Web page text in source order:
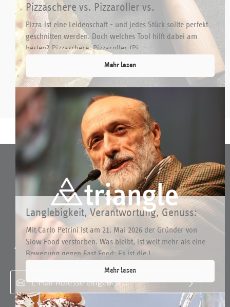
Pizzaschere vs. Pizzaroller vs.
Wiegemesser – Welches Werkzeug ist
ideal?
Pizza ist eine Leidenschaft - und jedes Stück sollte perfekt
geschnitten werden. Doch welches Tool hilft dabei am
besten? Pizzaschere, Pizzaroller (Pi...
Mehr lesen
Langlebigkeit, Verantwortung, Genuss:
Was triangle mit Slow Food verbindet
Mit Carlo Petrini ist am 21. Mai 2026 der Gründer von
Slow Food verstorben. Was bleibt, ist weit mehr als eine
Bewegung gegen Fast Food: Es ist die I...
Mehr lesen
Abonnieren Sie den kostenlosen Newsletter und verpassen Sie
keine Neuigkeit oder Aktion.
E-Mail-Adresse*